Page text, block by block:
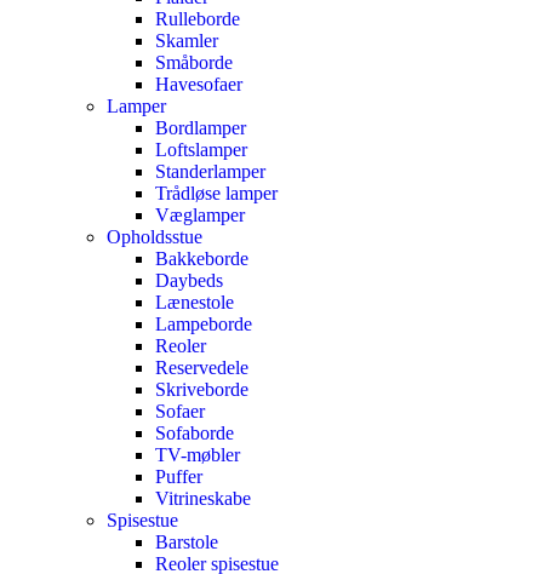
Rulleborde
Skamler
Småborde
Havesofaer
Lamper
Bordlamper
Loftslamper
Standerlamper
Trådløse lamper
Væglamper
Opholdsstue
Bakkeborde
Daybeds
Lænestole
Lampeborde
Reoler
Reservedele
Skriveborde
Sofaer
Sofaborde
TV-møbler
Puffer
Vitrineskabe
Spisestue
Barstole
Reoler spisestue